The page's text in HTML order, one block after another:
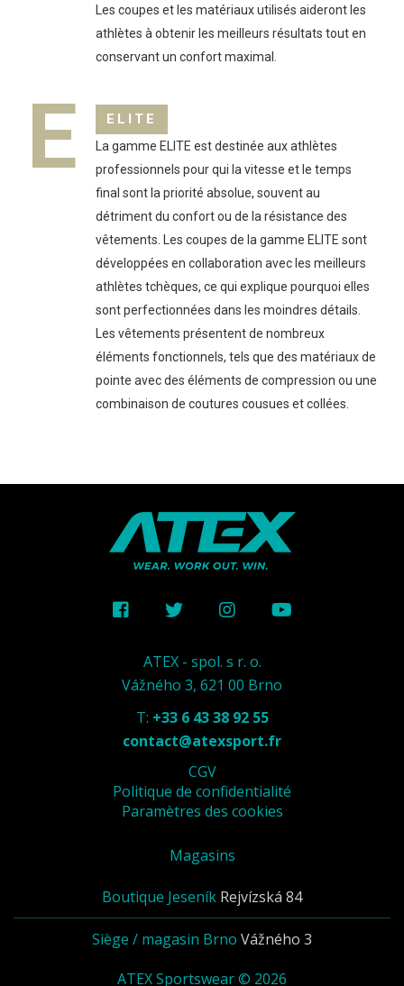
Les coupes et les matériaux utilisés aideront les
athlètes à obtenir les meilleurs résultats tout en
conservant un confort maximal.
E ELITE
La gamme ELITE est destinée aux athlètes
professionnels pour qui la vitesse et le temps
final sont la priorité absolue, souvent au
détriment du confort ou de la résistance des
vêtements. Les coupes de la gamme ELITE sont
développées en collaboration avec les meilleurs
athlètes tchèques, ce qui explique pourquoi elles
sont perfectionnées dans les moindres détails.
Les vêtements présentent de nombreux
éléments fonctionnels, tels que des matériaux de
pointe avec des éléments de compression ou une
combinaison de coutures cousues et collées.
ATEX - spol. s r. o.
Vážného 3, 621 00 Brno
T: +33 6 43 38 92 55
contact@atexsport.fr
CGV
Politique de confidentialité
Paramètres des cookies
Magasins
Boutique Jeseník Rejvízská 84
Siège / magasin Brno Vážného 3
ATEX Sportswear © 2026